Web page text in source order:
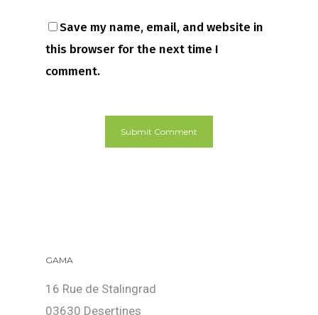
Save my name, email, and website in
this browser for the next time I
comment.
GAMA
16 Rue de Stalingrad
03630 Desertines